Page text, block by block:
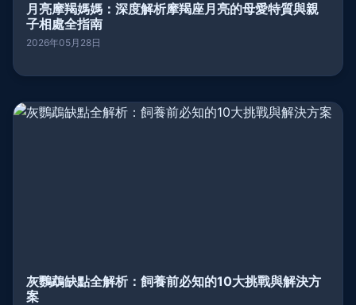
月亮摩羯媽媽：深度解析摩羯座月亮的母愛特質與親
子相處全指南
2026年05月28日
灰鸚鵡缺點全解析：飼養前必知的10大挑戰與解決方
案